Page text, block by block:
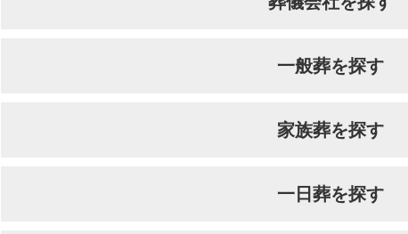
一般葬を探す
家族葬を探す
一日葬を探す